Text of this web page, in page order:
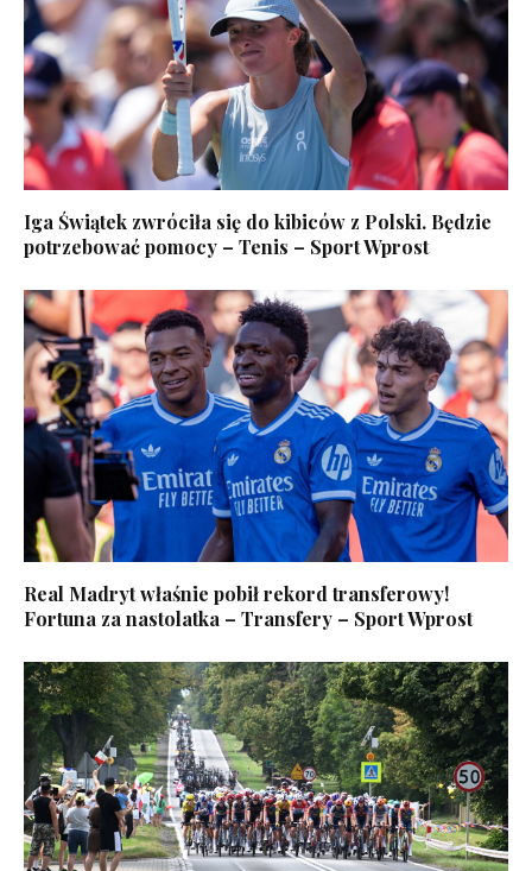
Iga Świątek zwróciła się do kibiców z Polski. Będzie
potrzebować pomocy – Tenis – Sport Wprost
Real Madryt właśnie pobił rekord transferowy!
Fortuna za nastolatka – Transfery – Sport Wprost